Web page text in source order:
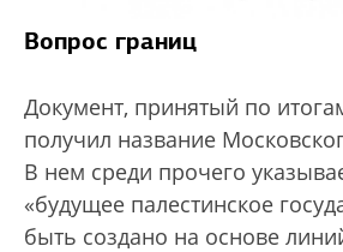
Вопрос границ
Документ, принятый по
получил название
В нем среди прочего
«будущее палестинское
быть создано на основе